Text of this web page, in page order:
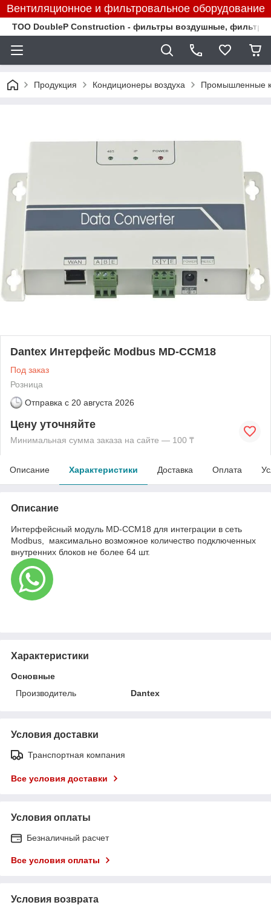
Вентиляционное и фильтровальное оборудование
TOO DoubleP Construction - фильтры воздушные,
Продукция Кондиционеры воздуха Промышленные
Dantex Интерфейс Modbus MD-CCM18
Под заказ
Розница
Отправка с 20 августа 2026
Цену уточняйте
Минимальная сумма заказа на сайте — 100 ₸
Описание Характеристики Доставка Оплата
Описание
Интерфейсный модуль MD-CCM18 для интеграции в сеть
Modbus, максимально возможное количество подключенных
внутренних блоков не более 64 шт.
Характеристики
Основные
Производитель
Dantex
Условия доставки
Транспортная компания
Все условия доставки
Условия оплаты
Безналичный расчет
Все условия оплаты
Условия возврата